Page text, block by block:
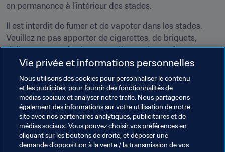
en permanence à l'intérieur des stades.
Il est interdit de fumer et de vapoter dans les stades.
Veuillez ne pas apporter de cigarettes, de briquets,
d'allumettes ou de cigarettes électroniques. A votre
entrée, ils seront confisqués par la sécurité.
Pour en savoir plus sur la billetterie et recevoir les
dernières informations sur la Coupe Arabe de la FIFA
Qatar 2021™, rendez-vous régulièrement sur
FIFA.com/tickets.
Cliquez ici pour demander des billets !
Vie privée et informations personnelles
Nous utilisons des cookies pour personnaliser le contenu
et les publicités, pour fournir des fonctionnalités de
médias sociaux et analyser notre trafic. Nous partageons
également des informations sur votre utilisation de notre
site avec nos partenaires analytiques, publicitaires et de
médias sociaux. Vous pouvez choisir vos préférences en
cliquant sur les boutons de droite, et déposer une
demande d’opposition à la vente / la transmission de vos